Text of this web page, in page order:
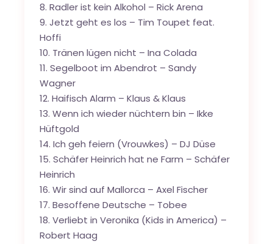
8. Radler ist kein Alkohol – Rick Arena
9. Jetzt geht es los – Tim Toupet feat.
Hoffi
10. Tränen lügen nicht – Ina Colada
11. Segelboot im Abendrot – Sandy
Wagner
12. Haifisch Alarm – Klaus & Klaus
13. Wenn ich wieder nüchtern bin – Ikke
Hüftgold
14. Ich geh feiern (Vrouwkes) – DJ Düse
15. Schäfer Heinrich hat ne Farm – Schäfer
Heinrich
16. Wir sind auf Mallorca – Axel Fischer
17. Besoffene Deutsche – Tobee
18. Verliebt in Veronika (Kids in America) –
Robert Haag